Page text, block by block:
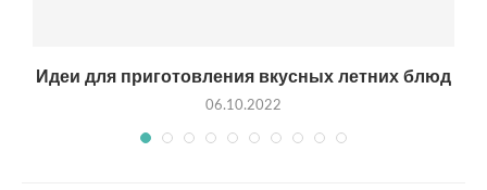
Идеи для приготовления вкусных летних блюд
06.10.2022